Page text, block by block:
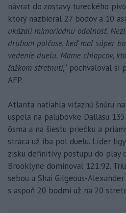
návrat do zostavy tureckého
ktorý nazbieral 27 bodov a 10
ukázali mimoriadnu odolnosť.
druhom polčase, keď mal súper
vedenie duelu. Máme chlapcov,
ťažkom stretnutí,“ pochvaľoval si
AFP.
Atlanta natiahla víťaznú šnúru
uspela na palubovke Dallasu
ôsma a na šiestu priečku a
stráca už iba pol duelu. Líder
zisku definitívy postupu do play
Brooklyne dominoval 121:92.
sebou a Shai Gilgeous-
s aspoň 20 bodmi už na 20